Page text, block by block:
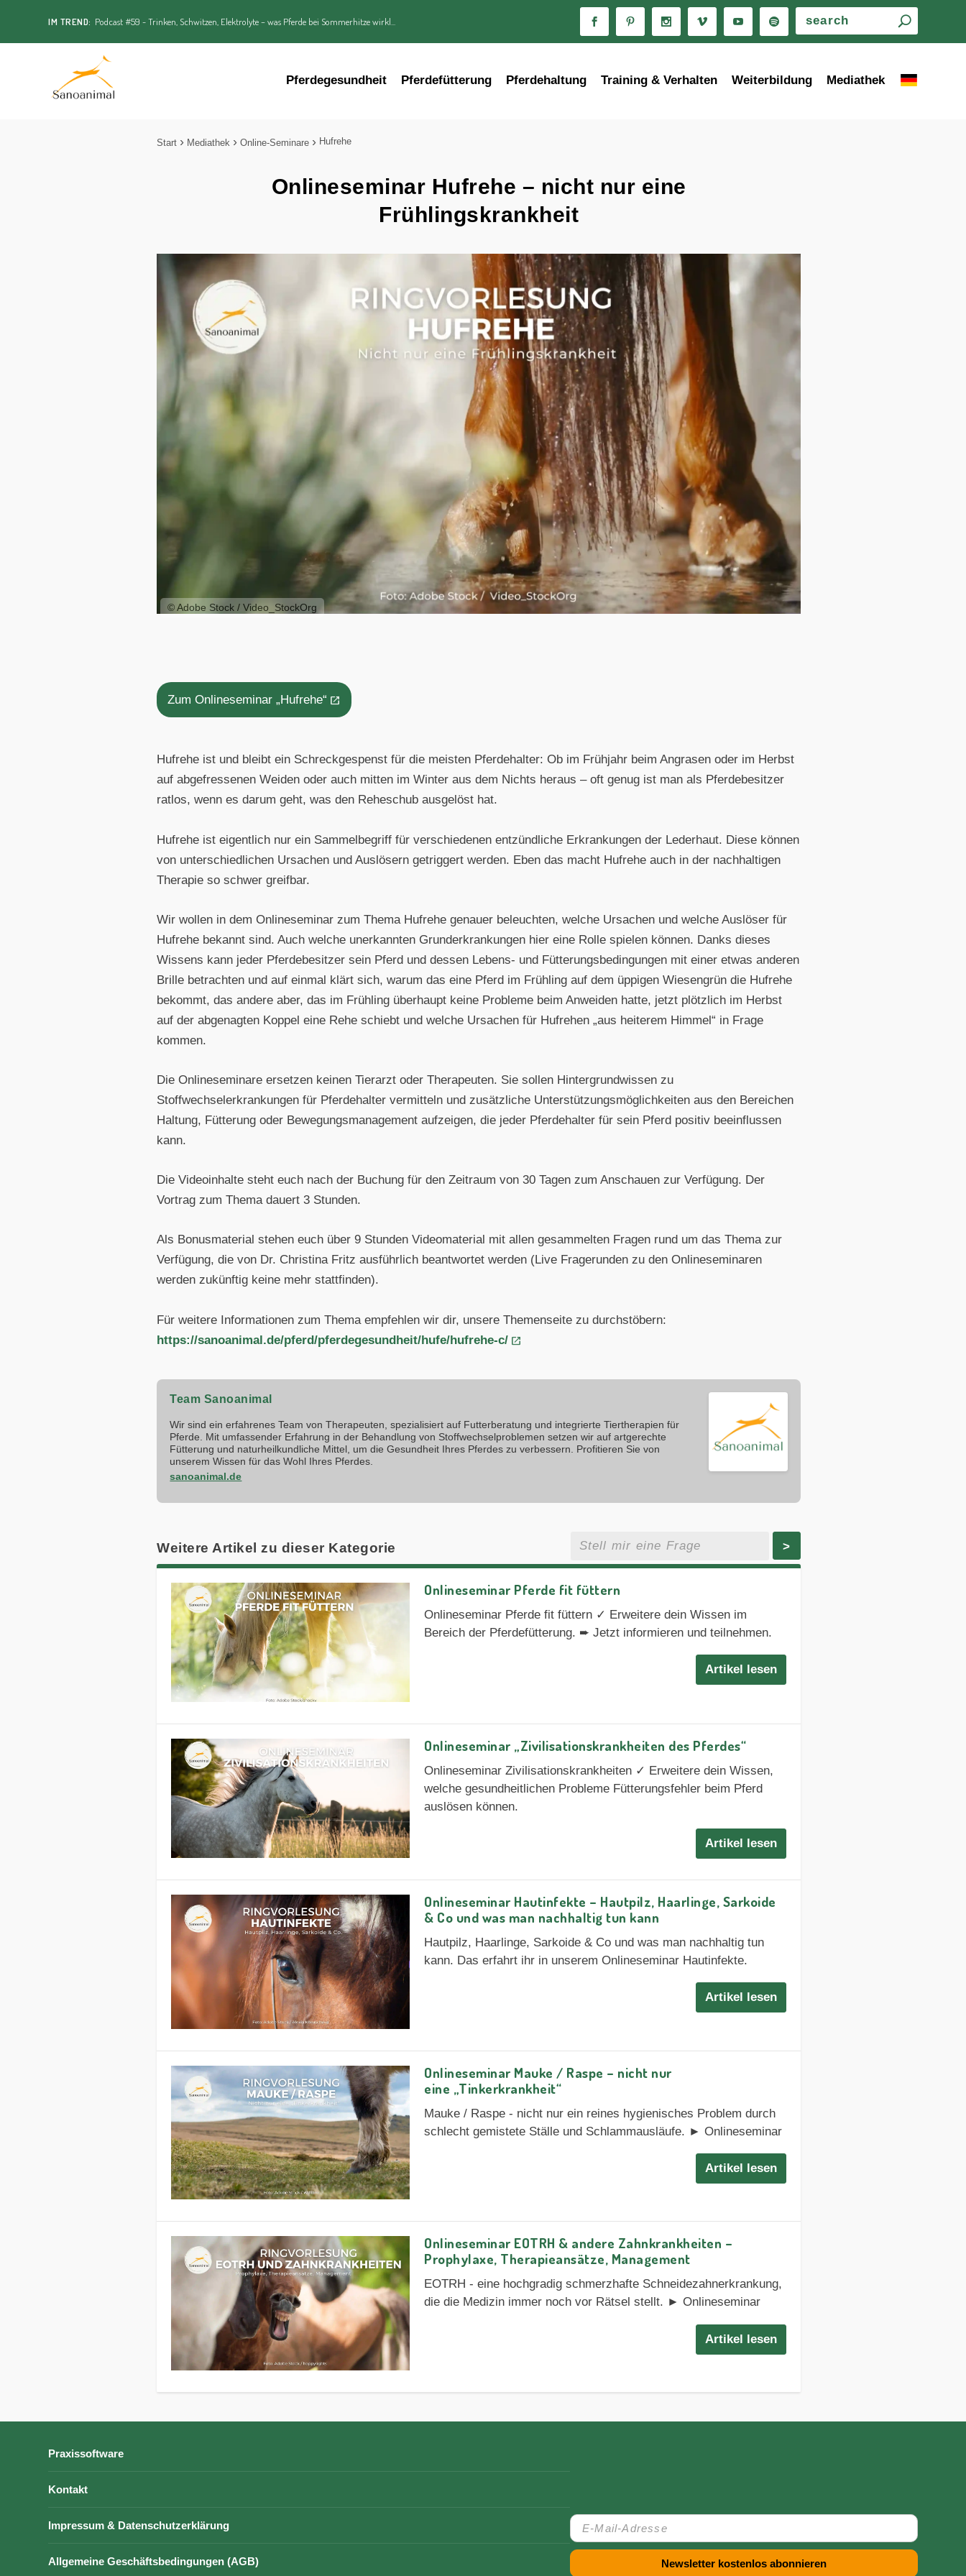
IM TREND: Podcast #59 - Trinken, Schwitzen, Elektrolyte – was Pferde bei Sommerhitze wirkl...
Pferdegesundheit Pferdefütterung Pferdehaltung Training & Verhalten Weiterbildung Mediathek
Start Mediathek Online-Seminare Hufrehe
Onlineseminar Hufrehe – nicht nur eine
Frühlingskrankheit
© Adobe Stock / Video_StockOrg
Zum Onlineseminar „Hufrehe“
Hufrehe ist und bleibt ein Schreckgespenst für die meisten Pferdehalter: Ob im Frühjahr beim Angrasen oder im Herbst
auf abgefressenen Weiden oder auch mitten im Winter aus dem Nichts heraus – oft genug ist man als Pferdebesitzer
ratlos, wenn es darum geht, was den Reheschub ausgelöst hat.
Hufrehe ist eigentlich nur ein Sammelbegriff für verschiedenen entzündliche Erkrankungen der Lederhaut. Diese können
von unterschiedlichen Ursachen und Auslösern getriggert werden. Eben das macht Hufrehe auch in der nachhaltigen
Therapie so schwer greifbar.
Wir wollen in dem Onlineseminar zum Thema Hufrehe genauer beleuchten, welche Ursachen und welche Auslöser für
Hufrehe bekannt sind. Auch welche unerkannten Grunderkrankungen hier eine Rolle spielen können. Danks dieses
Wissens kann jeder Pferdebesitzer sein Pferd und dessen Lebens- und Fütterungsbedingungen mit einer etwas anderen
Brille betrachten und auf einmal klärt sich, warum das eine Pferd im Frühling auf dem üppigen Wiesengrün die Hufrehe
bekommt, das andere aber, das im Frühling überhaupt keine Probleme beim Anweiden hatte, jetzt plötzlich im Herbst
auf der abgenagten Koppel eine Rehe schiebt und welche Ursachen für Hufrehen „aus heiterem Himmel“ in Frage
kommen.
Die Onlineseminare ersetzen keinen Tierarzt oder Therapeuten. Sie sollen Hintergrundwissen zu
Stoffwechselerkrankungen für Pferdehalter vermitteln und zusätzliche Unterstützungsmöglichkeiten aus den Bereichen
Haltung, Fütterung oder Bewegungsmanagement aufzeigen, die jeder Pferdehalter für sein Pferd positiv beeinflussen
kann.
Die Videoinhalte steht euch nach der Buchung für den Zeitraum von 30 Tagen zum Anschauen zur Verfügung. Der
Vortrag zum Thema dauert 3 Stunden.
Als Bonusmaterial stehen euch über 9 Stunden Videomaterial mit allen gesammelten Fragen rund um das Thema zur
Verfügung, die von Dr. Christina Fritz ausführlich beantwortet werden (Live Fragerunden zu den Onlineseminaren
werden zukünftig keine mehr stattfinden).
Für weitere Informationen zum Thema empfehlen wir dir, unsere Themenseite zu durchstöbern:
https://sanoanimal.de/pferd/pferdegesundheit/hufe/hufrehe-c/
Team Sanoanimal
Wir sind ein erfahrenes Team von Therapeuten, spezialisiert auf Futterberatung und integrierte Tiertherapien für
Pferde. Mit umfassender Erfahrung in der Behandlung von Stoffwechselproblemen setzen wir auf artgerechte
Fütterung und naturheilkundliche Mittel, um die Gesundheit Ihres Pferdes zu verbessern. Profitieren Sie von
unserem Wissen für das Wohl Ihres Pferdes.
sanoanimal.de
Weitere Artikel zu dieser Kategorie >
Onlineseminar Pferde fit füttern
Onlineseminar Pferde fit füttern ✓ Erweitere dein Wissen im
Bereich der Pferdefütterung. ➨ Jetzt informieren und teilnehmen.
Artikel lesen
Onlineseminar „Zivilisationskrankheiten des Pferdes“
Onlineseminar Zivilisationskrankheiten ✓ Erweitere dein Wissen,
welche gesundheitlichen Probleme Fütterungsfehler beim Pferd
auslösen können.
Artikel lesen
Onlineseminar Hautinfekte – Hautpilz, Haarlinge, Sarkoide
& Co und was man nachhaltig tun kann
Hautpilz, Haarlinge, Sarkoide & Co und was man nachhaltig tun
kann. Das erfahrt ihr in unserem Onlineseminar Hautinfekte.
Artikel lesen
Onlineseminar Mauke / Raspe – nicht nur
eine „Tinkerkrankheit“
Mauke / Raspe - nicht nur ein reines hygienisches Problem durch
schlecht gemistete Ställe und Schlammausläufe. ► Onlineseminar
Artikel lesen
Onlineseminar EOTRH & andere Zahnkrankheiten –
Prophylaxe, Therapieansätze, Management
EOTRH - eine hochgradig schmerzhafte Schneidezahnerkrankung,
die die Medizin immer noch vor Rätsel stellt. ► Onlineseminar
Artikel lesen
Praxissoftware
Kontakt
Impressum & Datenschutzerklärung
Allgemeine Geschäftsbedingungen (AGB)